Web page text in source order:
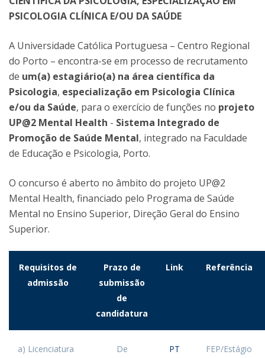
PSICOLOGIA CLÍNICA E/OU DA SAÚDE
A Universidade Católica Portuguesa – Centro Regional
do Porto – encontra-se em processo de recrutamento
de um(a) estagiário(a) na área científica da
Psicologia, especialização em Psicologia Clínica
e/ou da Saúde, para o exercício de funções no projeto
UP@2 Mental Health - Sistema Integrado de
Promoção de Saúde Mental, integrado na Faculdade
de Educação e Psicologia, Porto.
O concurso é aberto no âmbito do projeto UP@2
Mental Health, financiado pelo Programa de Saúde
Mental no Ensino Superior, Direção Geral do Ensino
Superior.
Requisitos de
admissão
Prazo de
submissão
de
candidatura
Link Referência
a) Licenciatura
De
PT
FEP/Estágio